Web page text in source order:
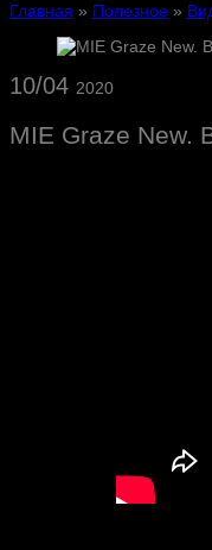
Главная » Полезное »
10/04 2020
MIE Graze New.